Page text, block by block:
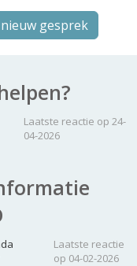
gesprek
Laatste reactie op 24-
04-2026
Laatste reactie
op 04-02-2026